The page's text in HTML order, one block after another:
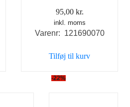
95,00 kr.
inkl. moms
Varenr: 121690070
Tilføj til kurv
-22%